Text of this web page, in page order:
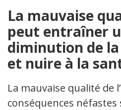
La mauvaise
peut entraîner
diminution de
et nuire à la
La mauvaise qualité de
conséquences